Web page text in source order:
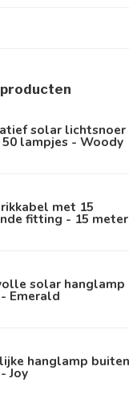
solar lichtsnoer
lampjes - Woody
met 15
fitting - 15 meter
solar hanglamp
Emerald
hanglamp buiten
Joy